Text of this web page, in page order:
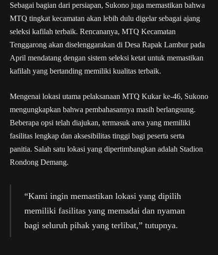
Sebagai bagian dari persiapan, Sukono juga memastikan bahwa
MTQ tingkat kecamatan akan lebih dulu digelar sebagai ajang
seleksi kafilah terbaik. Rencananya, MTQ Kecamatan
Tenggarong akan diselenggarakan di Desa Rapak Lambur pada
April mendatang dengan sistem seleksi ketat untuk memastikan
kafilah yang bertanding memiliki kualitas terbaik.
Mengenai lokasi utama pelaksanaan MTQ Kukar ke-46, Sukono
mengungkapkan bahwa pembahasannya masih berlangsung.
Beberapa opsi telah diajukan, termasuk area yang memiliki
fasilitas lengkap dan aksesibilitas tinggi bagi peserta serta
panitia. Salah satu lokasi yang dipertimbangkan adalah Stadion
Rondong Demang.
“Kami ingin memastikan lokasi yang dipilih
memiliki fasilitas yang memadai dan nyaman
bagi seluruh pihak yang terlibat,” tutupnya.